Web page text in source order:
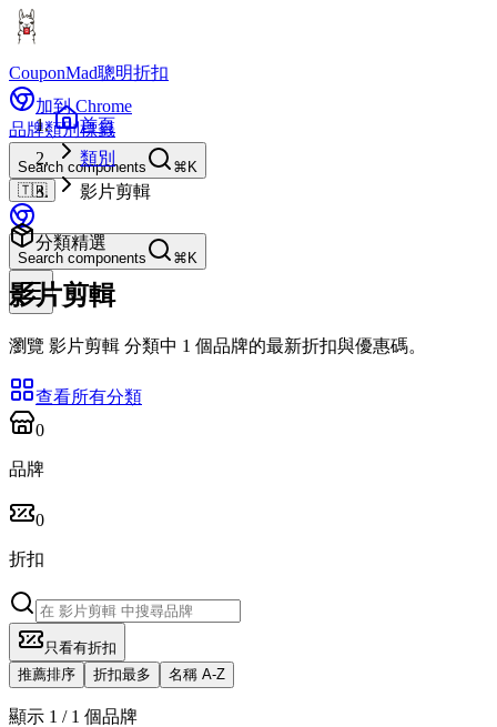
CouponMad聰明折扣
加到 Chrome
品牌類別標籤
Search components
⌘K
🇹🇼
Search components ⌘K
首頁
類別
影片剪輯
分類精選
影片剪輯
瀏覽 影片剪輯 分類中 1 個品牌的最新折扣與優惠碼。
查看所有分類
0
品牌
0
折扣
只看有折扣
推薦排序
折扣最多 名稱 A-Z
顯示 1 / 1 個品牌